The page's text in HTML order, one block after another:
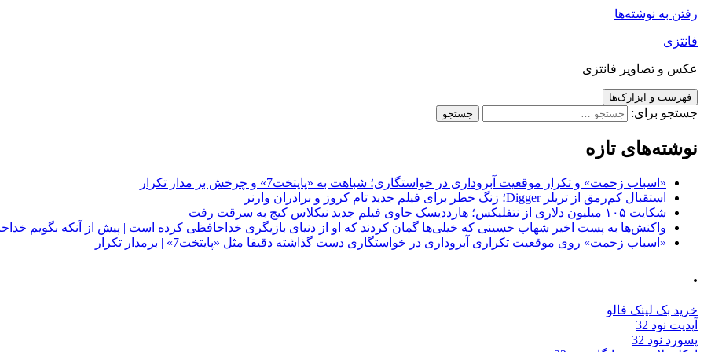
رفتن به نوشته‌ها
فانتزی
عکس و تصاویر فانتزی
فهرست و ابزارک‌ها
جستجو برای:
نوشته‌های تازه
«اسباب زحمت» و تکرار موقعیت آبروداری در خواستگاری؛ شباهت به «پایتخت7» و چرخش بر مدار تکرار
استقبال کم‌رمق از تریلر Digger؛ زنگ خطر برای فیلم جدید تام کروز و برادران وارنر
شکایت ۱۰۵ میلیون دلاری از نتفلیکس؛ هارددیسک حاوی فیلم جدید نیکلاس کیج به سرقت رفت
واکنش‌ها به پست اخیر شهاب حسینی که خیلی‌ها گمان کردند که او از دنیای بازیگری خداحافظی کرده است | پیش از آنکه بگویم
«اسباب زحمت» روی موقعیت تکراری آبروداری در خواستگاری دست گذاشته دقیقا مثل «پایتخت7» | برمدار تکرار
.
خرید بک لینک فالو
آپدیت نود 32
پسورد نود 32